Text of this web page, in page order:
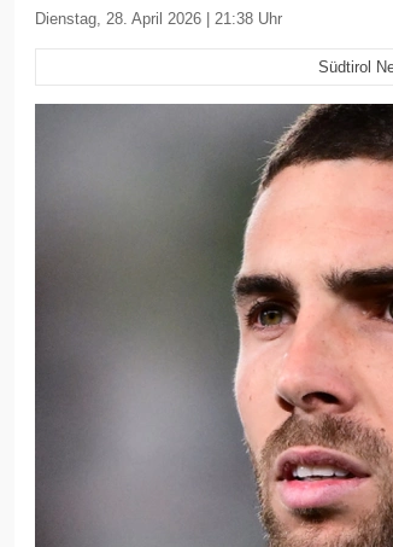
Dienstag, 28. April 2026 | 21:38 Uhr
Südtirol